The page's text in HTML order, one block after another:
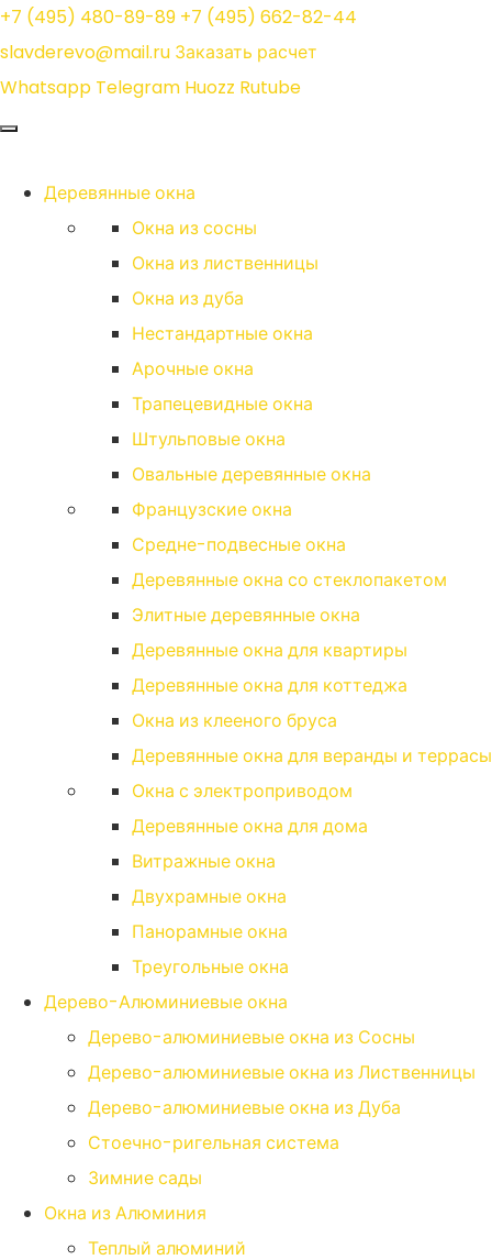
+7 (495) 480-89-89 +7 (495) 662-82-44
slavderevo@mail.ru Заказать расчет
Whatsapp Telegram Huozz Rutube
Деревянные окна
Окна из сосны
Окна из лиственницы
Окна из дуба
Нестандартные окна
Арочные окна
Трапецевидные окна
Штульповые окна
Овальные деревянные окна
Французские окна
Средне-подвесные окна
Деревянные окна со стеклопакетом
Элитные деревянные окна
Деревянные окна для квартиры
Деревянные окна для коттеджа
Окна из клееного бруса
Деревянные окна для веранды и террасы
Окна с электроприводом
Деревянные окна для дома
Витражные окна
Двухрамные окна
Панорамные окна
Треугольные окна
Дерево-Алюминиевые окна
Дерево-алюминиевые окна из Сосны
Дерево-алюминиевые окна из Лиственницы
Дерево-алюминиевые окна из Дуба
Стоечно-ригельная система
Зимние сады
Окна из Алюминия
Теплый алюминий